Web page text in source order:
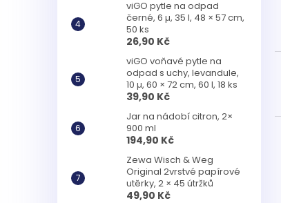
viGO pytle na odpad
černé, 6 µ, 35 l, 48 × 57 cm,
50 ks
26,90 Kč
viGO voňavé pytle na
odpad s uchy, levandule,
10 µ, 60 × 72 cm, 60 l, 18 ks
39,90 Kč
Jar na nádobí citron, 2×
900 ml
194,90 Kč
Zewa Wisch & Weg
Original 2vrstvé papírové
utěrky, 2 × 45 útržků
49,90 Kč